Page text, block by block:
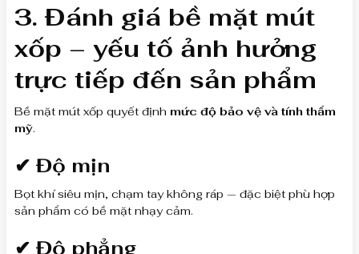
3. Đánh giá bề mặt mút
xốp – yếu tố ảnh hưởng
trực tiếp đến sản phẩm
Bề mặt mút xốp quyết định mức độ bảo vệ và tính thẩm
mỹ.
✔ Độ mịn
Bọt khí siêu mịn, chạm tay không ráp — đặc biệt phù hợp
sản phẩm có bề mặt nhạy cảm.
✔ Độ phẳng